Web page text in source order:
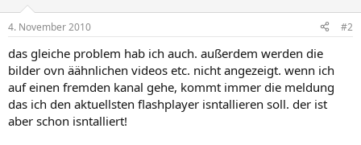
4. November 2010 #2
das gleiche problem hab ich auch. außerdem werden die
bilder ovn äähnlichen videos etc. nicht angezeigt. wenn ich
auf einen fremden kanal gehe, kommt immer die meldung
das ich den aktuellsten flashplayer isntallieren soll. der ist
aber schon isntalliert!